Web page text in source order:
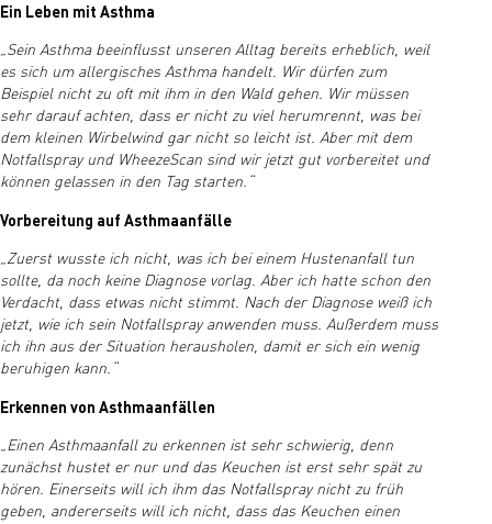
Ein Leben mit Asthma
„Sein Asthma beeinflusst unseren Alltag bereits erheblich, weil
es sich um allergisches Asthma handelt. Wir dürfen zum
Beispiel nicht zu oft mit ihm in den Wald gehen. Wir müssen
sehr darauf achten, dass er nicht zu viel herumrennt, was bei
dem kleinen Wirbelwind gar nicht so leicht ist. Aber mit dem
Notfallspray und WheezeScan sind wir jetzt gut vorbereitet und
können gelassen in den Tag starten.“
Vorbereitung auf Asthmaanfälle
„Zuerst wusste ich nicht, was ich bei einem Hustenanfall tun
sollte, da noch keine Diagnose vorlag. Aber ich hatte schon den
Verdacht, dass etwas nicht stimmt. Nach der Diagnose weiß ich
jetzt, wie ich sein Notfallspray anwenden muss. Außerdem muss
ich ihn aus der Situation herausholen, damit er sich ein wenig
beruhigen kann.“
Erkennen von Asthmaanfällen
„Einen Asthmaanfall zu erkennen ist sehr schwierig, denn
zunächst hustet er nur und das Keuchen ist erst sehr spät zu
hören. Einerseits will ich ihm das Notfallspray nicht zu früh
geben, andererseits will ich nicht, dass das Keuchen einen